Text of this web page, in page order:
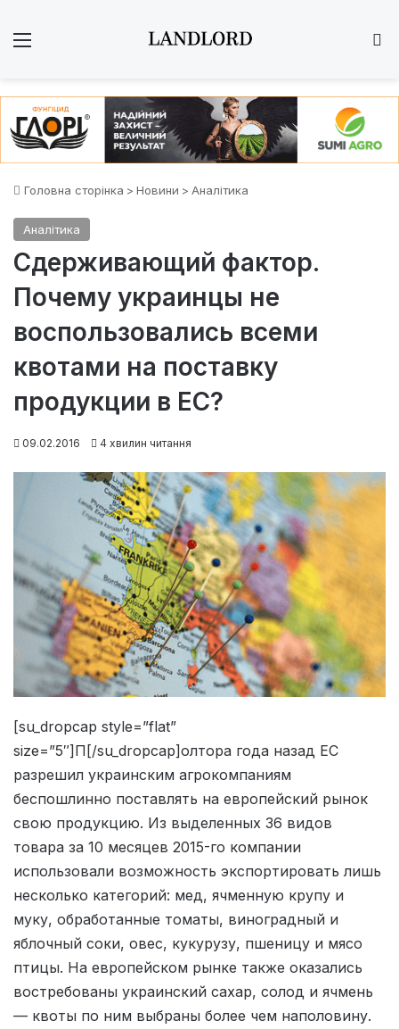
Головна сторінка > Новини > Аналітика
Аналітика
Сдерживающий фактор.
Почему украинцы не
воспользовались всеми
квотами на поставку
продукции в ЕС?
09.02.2016 4 хвилин читання
[su_dropcap style=”flat”
size=”5″]П[/su_dropcap]олтора года назад ЕС
разрешил украинским агрокомпаниям
беспошлинно поставлять на европейский рынок
свою продукцию. Из выделенных 36 видов
товара за 10 месяцев 2015-го компании
использовали возможность экспортировать лишь
несколько категорий: мед, ячменную крупу и
муку, обработанные томаты, виноградный и
яблочный соки, овес, кукурузу, пшеницу и мясо
птицы. На европейском рынке также оказались
востребованы украинский сахар, солод и ячмень
— квоты по ним выбраны более чем наполовину.